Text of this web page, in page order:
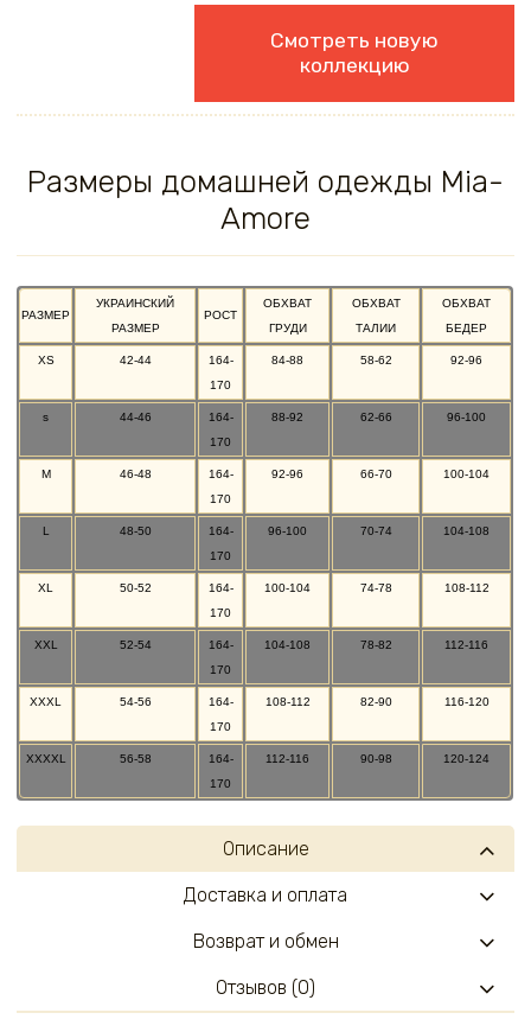
Смотреть новую
коллекцию
Размеры домашней одежды Mia-
Amore
РАЗМЕР
УКРАИНСКИЙ
РАЗМЕР
РОСТ
ОБХВАТ
ГРУДИ
ОБХВАТ
ТАЛИИ
ОБХВАТ
БЕДЕР
XS 42-44
164-
170
84-88 58-62 92-96
s 44-46
164-
170
88-92 62-66 96-100
M 46-48
164-
170
92-96 66-70 100-104
L 48-50
164-
170
96-100 70-74 104-108
XL 50-52
164-
170
100-104 74-78 108-112
XXL 52-54
164-
170
104-108 78-82 112-116
XXXL 54-56
164-
170
108-112 82-90 116-120
XXXXL 56-58
164-
170
112-116 90-98 120-124
Описание
Доставка и оплата
Возврат и обмен
Отзывов (0)